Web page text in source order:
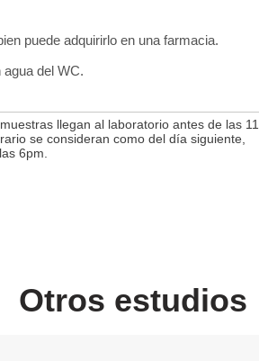
puede adquirirlo en una farmacia.
del WC.
llegan al laboratorio antes de las 11
se consideran como del día siguiente,
6pm.
Otros estudios